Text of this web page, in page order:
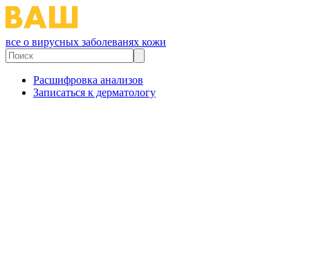
все о вирусных заболеванях кожи
Расшифровка анализов
Записаться к дерматологу